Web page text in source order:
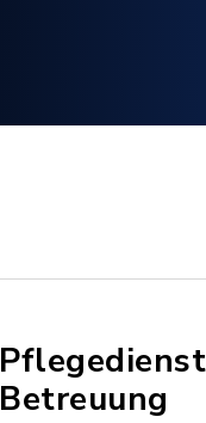
Betreuung